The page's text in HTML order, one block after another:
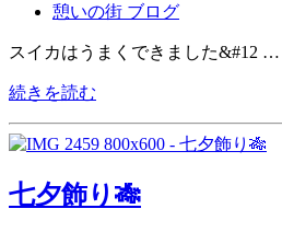
憩いの街 ブログ
スイカはうまくできました&#12 …
続きを読む
七夕飾り🎋